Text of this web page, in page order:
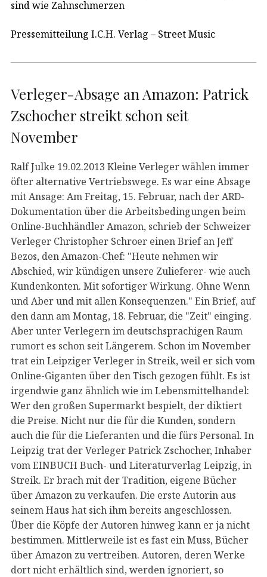
sind wie Zahnschmerzen
Pressemitteilung I.C.H. Verlag – Street Music
Verleger-Absage an Amazon: Patrick
Zschocher streikt schon seit
November
Ralf Julke 19.02.2013 Kleine Verleger wählen immer
öfter alternative Vertriebswege. Es war eine Absage
mit Ansage: Am Freitag, 15. Februar, nach der ARD-
Dokumentation über die Arbeitsbedingungen beim
Online-Buchhändler Amazon, schrieb der Schweizer
Verleger Christopher Schroer einen Brief an Jeff
Bezos, den Amazon-Chef: "Heute nehmen wir
Abschied, wir kündigen unsere Zulieferer- wie auch
Kundenkonten. Mit sofortiger Wirkung. Ohne Wenn
und Aber und mit allen Konsequenzen." Ein Brief, auf
den dann am Montag, 18. Februar, die "Zeit" einging.
Aber unter Verlegern im deutschsprachigen Raum
rumort es schon seit Längerem. Schon im November
trat ein Leipziger Verleger in Streik, weil er sich vom
Online-Giganten über den Tisch gezogen fühlt. Es ist
irgendwie ganz ähnlich wie im Lebensmittelhandel:
Wer den großen Supermarkt bespielt, der diktiert
die Preise. Nicht nur die für die Kunden, sondern
auch die für die Lieferanten und die fürs Personal. In
Leipzig trat der Verleger Patrick Zschocher, Inhaber
vom EINBUCH Buch- und Literaturverlag Leipzig, in
Streik. Er brach mit der Tradition, eigene Bücher
über Amazon zu verkaufen. Die erste Autorin aus
seinem Haus hat sich ihm bereits angeschlossen.
Über die Köpfe der Autoren hinweg kann er ja nicht
bestimmen. Mittlerweile ist es fast ein Muss, Bücher
über Amazon zu vertreiben. Autoren, deren Werke
dort nicht erhältlich sind, werden ignoriert, so